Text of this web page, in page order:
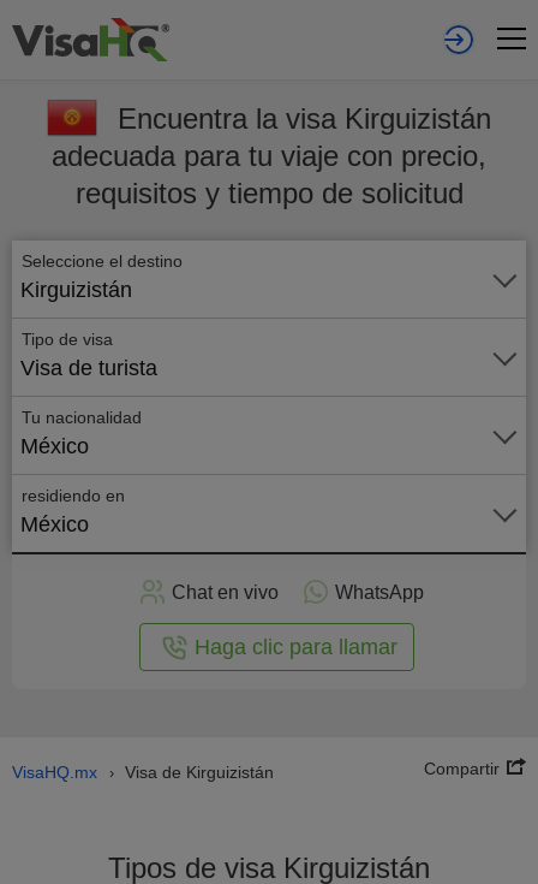
Encuentra la visa Kirguizistán
adecuada para tu viaje con precio,
requisitos y tiempo de solicitud
Seleccione el destino
Kirguizistán
Tipo de visa
Visa de turista
Tu nacionalidad
México
residiendo en
México
Chat en vivo WhatsApp
Haga clic para llamar
VisaHQ.mx › Visa de Kirguizistán Compartir
Tipos de visa Kirguizistán